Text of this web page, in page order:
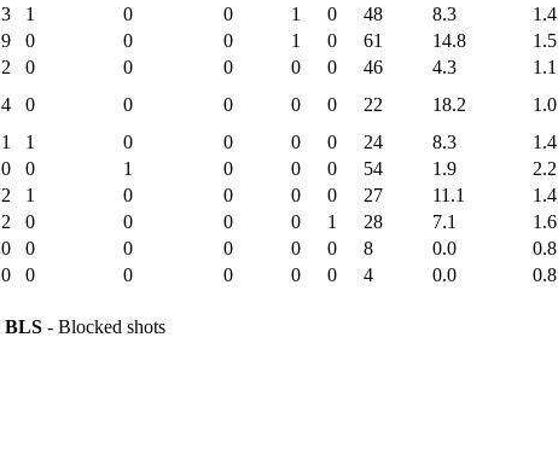
3 1 0 0 1 0 48 8.3 1.4
9 0 0 0 1 0 61 14.8 1.5
2 0 0 0 0 0 46 4.3 1.1
4 0 0 0 0 0 22 18.2 1.0
1 1 0 0 0 0 24 8.3 1.4
0 0 1 0 0 0 54 1.9 2.2
2 1 0 0 0 0 27 11.1 1.4
2 0 0 0 0 1 28 7.1 1.6
0 0 0 0 0 0 8 0.0 0.8
0 0 0 0 0 0 4 0.0 0.8
BLS - Blocked shots